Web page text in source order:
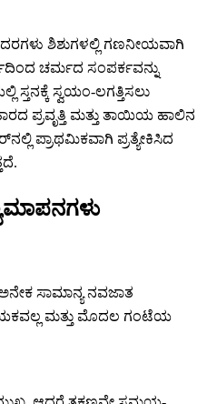
ದರಗಳು ಶಿಶುಗಳಲ್ಲಿ ಗಣನೀಯವಾಗಿ
ಚರ್ಮದ ಸಂಪರ್ಕವನ್ನು
ಸ್ತನಕ್ಕೆ ಸ್ವಯಂ-ಲಗತ್ತಿಸಲು
ಪ್ರವೃತ್ತಿ ಮತ್ತು ತಾಯಿಯ ಹಾಲಿನ
ಪ್ರಾಥಮಿಕವಾಗಿ ಪ್ರತ್ಯೇಕಿಸಿದ
ಸಾಮಾನ್ಯ ನವಜಾತ
ಮತ್ತು ಮೊದಲ ಗಂಟೆಯ